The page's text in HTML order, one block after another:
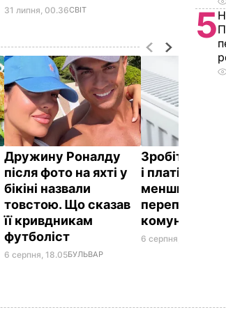
31 липня, 00.36СВІТ
Дружину Роналду
після фото на яхті у
бікіні назвали
товстою. Що сказав
її кривдникам
футболіст
6 серпня, 18.05БУЛЬВАР
Зробіть це
і платіжки
меншими. Як
комуналку
6 серпня, 17.13
5